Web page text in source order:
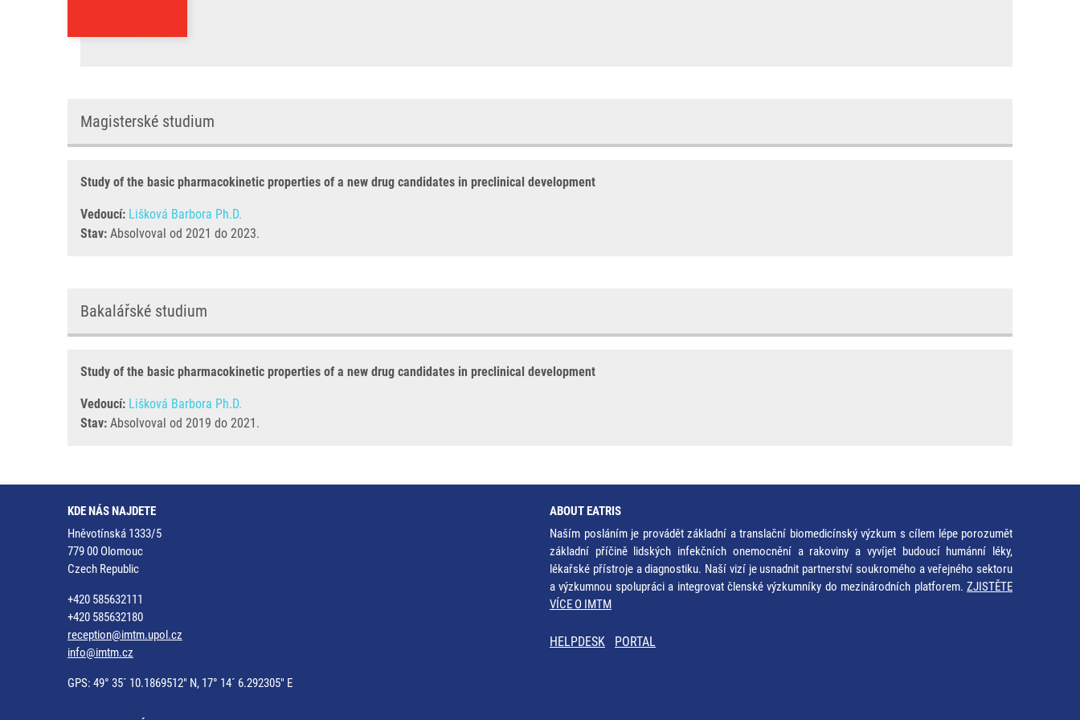
Magisterské studium
Study of the basic pharmacokinetic properties of a new drug candidates in preclinical development
Vedoucí: Lišková Barbora Ph.D.
Stav: Absolvoval od 2021 do 2023.
Bakalářské studium
Study of the basic pharmacokinetic properties of a new drug candidates in preclinical development
Vedoucí: Lišková Barbora Ph.D.
Stav: Absolvoval od 2019 do 2021.
KDE NÁS NAJDETE
Hněvotínská 1333/5
779 00 Olomouc
Czech Republic
+420 585632111
+420 585632180
reception@imtm.upol.cz
info@imtm.cz
GPS: 49° 35´ 10.1869512" N, 17° 14´ 6.292305" E
ABOUT EATRIS
Naším posláním je provádět základní a translační biomedicínský výzkum s cílem lépe porozumět
základní příčině lidských infekčních onemocnění a rakoviny a vyvíjet budoucí humánní léky,
lékařské přístroje a diagnostiku. Naší vizí je usnadnit partnerství soukromého a veřejného sektoru
a výzkumnou spolupráci a integrovat členské výzkumníky do mezinárodních platforem. ZJISTĚTE
VÍCE O IMTM
HELPDESK PORTAL